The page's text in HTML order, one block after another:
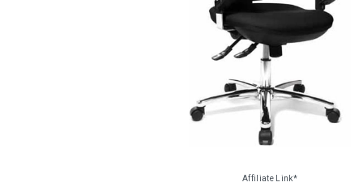
Übersicht aller Bürostuhl-Empfehlungen
SIHOO Ergonomischer Schreibtischstuhl
SONGMICS Chefsessel mit klappbarer Kopfstütze
Affiliate Link*